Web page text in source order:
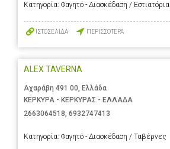
Κατηγορία: Φαγητό - Διασκέδαση / Εστιατόρια
ΙΣΤΟΣΕΛΙΔΑ ΠΕΡΙΣΣΟΤΕΡΑ
ALEX TAVERNA
Αχαράβη 491 00, Ελλάδα
ΚΕΡΚΥΡΑ - ΚΕΡΚΥΡΑΣ - ΕΛΛΑΔΑ
2663064518, 6932747413
Κατηγορία: Φαγητό - Διασκέδαση / Ταβέρνες